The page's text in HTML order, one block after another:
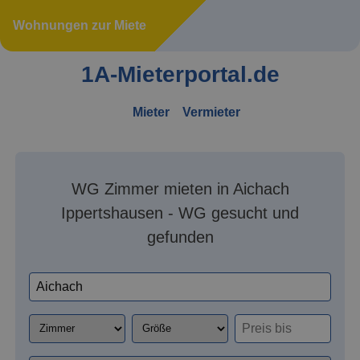
Wohnungen zur Miete
1A-Mieterportal.de
Mieter Vermieter
WG Zimmer mieten in Aichach
Ippertshausen - WG gesucht und
gefunden